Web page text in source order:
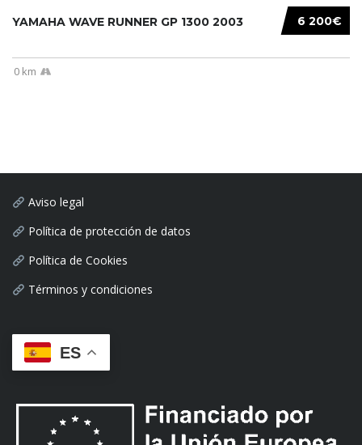
6 200€
YAMAHA WAVE RUNNER GP 1300 2003
0 km
Aviso legal
Política de protección de datos
Política de Cookies
Términos y condiciones
ES